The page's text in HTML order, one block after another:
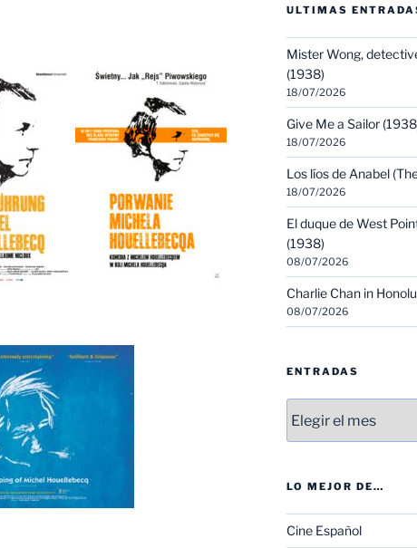
ULTIMAS
Mister Wong,
(1938)
18/07/2026
Give Me a Sailor
18/07/2026
Los líos de Anabel
18/07/2026
El duque de West
(1938)
08/07/2026
Charlie Chan in
08/07/2026
ENTRADAS
LO MEJOR DE…
Cine Español